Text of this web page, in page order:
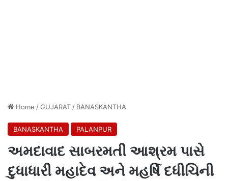
Home /GUJARAT / BANASKANTHA
BANASKANTHA PALANPUR
અમદાવાદ સાબરમતી આશ્રમ પાસે
દુધાધારી મહાદેવ અને મહર્ષિ દધીચિની